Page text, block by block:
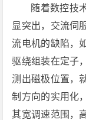
随着数控技
显突出，交流伺
流电机的缺陷，
驱绕组装在定子
测出磁极位置，
制方向的实用化
其宽调速范围，